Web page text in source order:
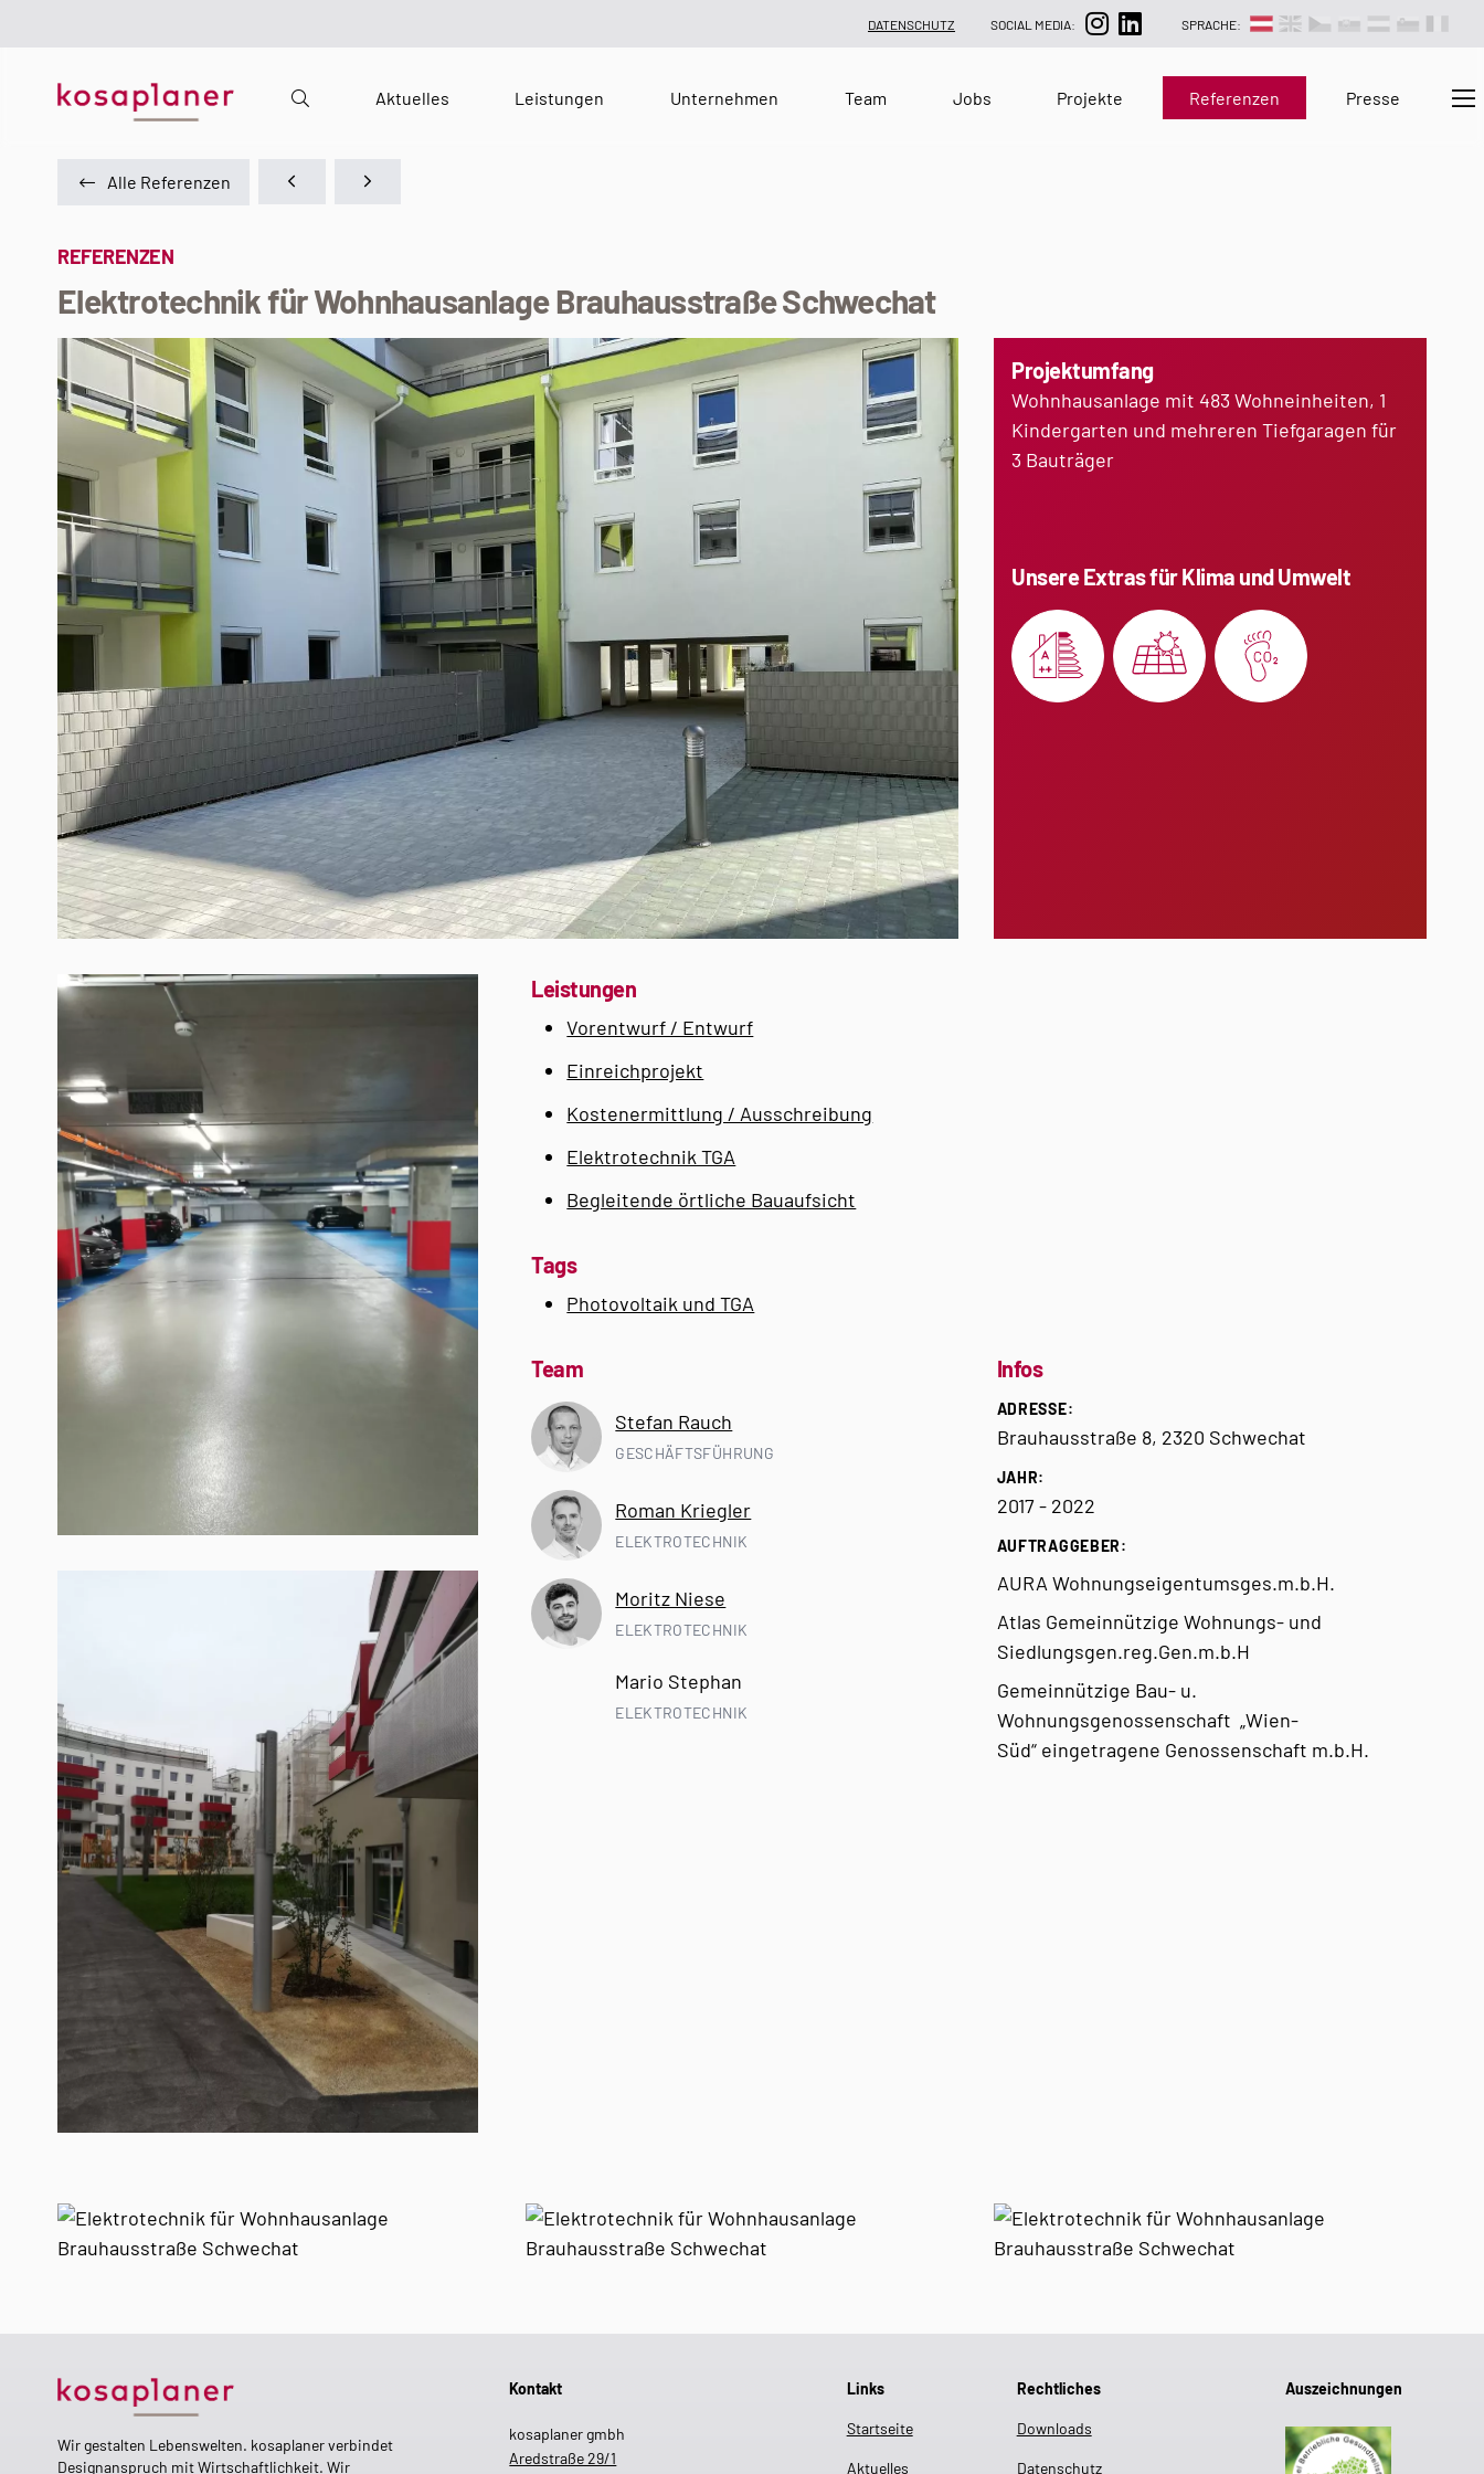
DATENSCHUTZ SOCIAL MEDIA: SPRACHE:
Aktuelles Leistungen Unternehmen Team Jobs Projekte Referenzen Presse
Alle Referenzen
REFERENZEN
Elektrotechnik für Wohnhausanlage Brauhausstraße Schwechat
Projektumfang
Wohnhausanlage mit 483 Wohneinheiten, 1
Kindergarten und mehreren Tiefgaragen für
3 Bauträger
Unsere Extras für Klima und Umwelt
Leistungen
Vorentwurf / Entwurf
Einreichprojekt
Kostenermittlung / Ausschreibung
Elektrotechnik TGA
Begleitende örtliche Bauaufsicht
Tags
Photovoltaik und TGA
Team
Stefan Rauch
GESCHÄFTSFÜHRUNG
Roman Kriegler
ELEKTROTECHNIK
Moritz Niese
ELEKTROTECHNIK
Mario Stephan
ELEKTROTECHNIK
Infos
ADRESSE:
Brauhausstraße 8, 2320 Schwechat
JAHR:
2017 - 2022
AUFTRAGGEBER:
AURA Wohnungseigentumsges.m.b.H.
Atlas Gemeinnützige Wohnungs- und
Siedlungsgen.reg.Gen.m.b.H
Gemeinnützige Bau- u.
Wohnungsgenossenschaft „Wien-
Süd“ eingetragene Genossenschaft m.b.H.
Wir gestalten Lebenswelten. kosaplaner verbindet
Designanspruch mit Wirtschaftlichkeit. Wir
Kontakt
kosaplaner gmbh
Aredstraße 29/1
Links
Startseite
Aktuelles
Rechtliches
Downloads
Datenschutz
Auszeichnungen